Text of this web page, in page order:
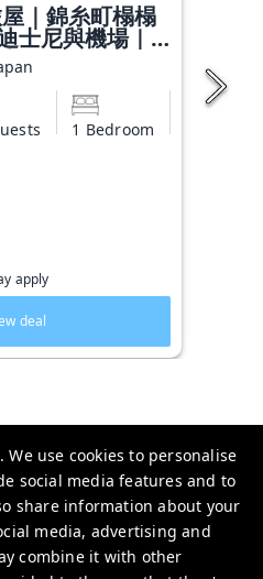
We use cookies to personalise
social media features and to
share information about your
media, advertising and
combine it with other
｜錦糸町榻榻
士尼與機場｜
6分鐘
1 Bedroom
apply
deal
旅屋
City, Tokyo 169-0072日本